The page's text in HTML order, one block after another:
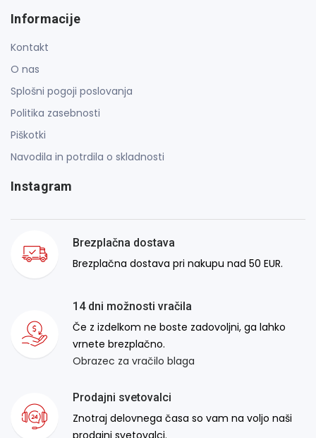
Informacije
Kontakt
O nas
Splošni pogoji poslovanja
Politika zasebnosti
Piškotki
Navodila in potrdila o skladnosti
Instagram
Brezplačna dostava
Brezplačna dostava pri nakupu nad 50 EUR.
14 dni možnosti vračila
Če z izdelkom ne boste zadovoljni, ga lahko
vrnete brezplačno.
Obrazec za vračilo blaga
Prodajni svetovalci
Znotraj delovnega časa so vam na voljo naši
prodajni svetovalci.